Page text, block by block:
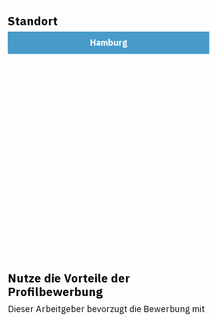
Standort
Hamburg
Nutze die Vorteile der
Profilbewerbung
Dieser Arbeitgeber bevorzugt die Bewerbung mit